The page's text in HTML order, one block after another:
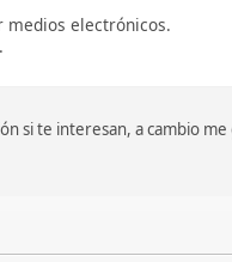
medios electrónicos.
si te interesan, a cambio